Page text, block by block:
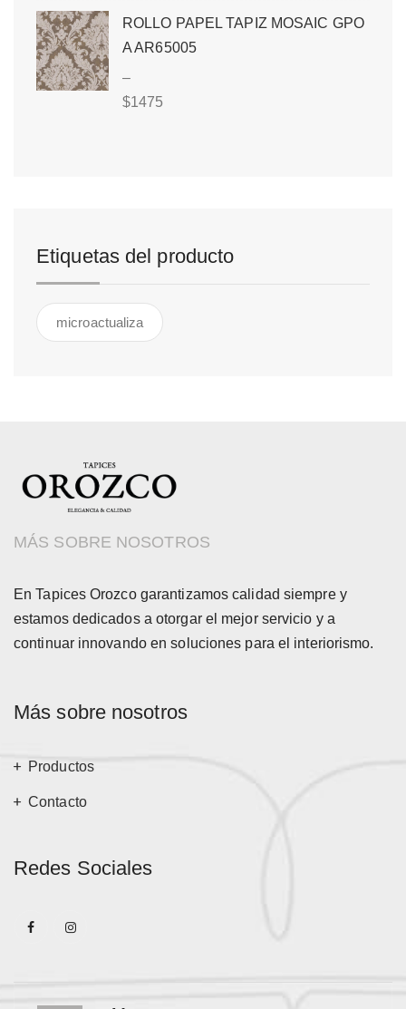
ROLLO PAPEL TAPIZ MOSAIC GPO
A AR65005
–
$1475
Etiquetas del producto
microactualiza
MÁS SOBRE NOSOTROS
En Tapices Orozco garantizamos calidad siempre y
estamos dedicados a otorgar el mejor servicio y a
continuar innovando en soluciones para el interiorismo.
Más sobre nosotros
Productos
Contacto
Redes Sociales